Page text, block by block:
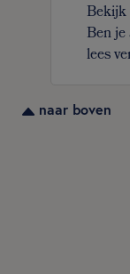
Bekijk
Ben
lees
naar boven